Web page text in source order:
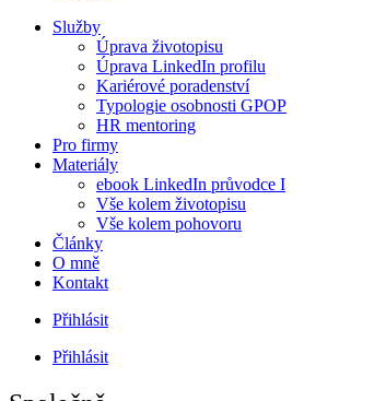
Služby
Úprava životopisu
Úprava LinkedIn profilu
Kariérové poradenství
Typologie osobnosti GPOP
HR mentoring
Pro firmy
Materiály
ebook LinkedIn průvodce I
Vše kolem životopisu
Vše kolem pohovoru
Články
O mně
Kontakt
Přihlásit
Přihlásit